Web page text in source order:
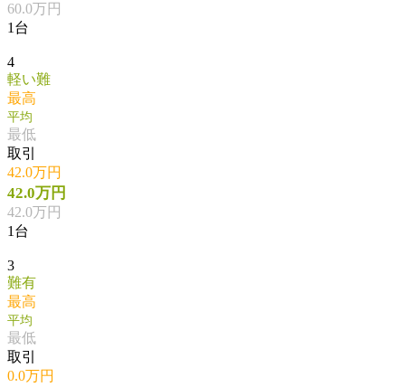
60.0万円
1台
4
軽い難
最高
平均
最低
取引
42.0万円
42.0万円
42.0万円
1台
3
難有
最高
平均
最低
取引
0.0万円